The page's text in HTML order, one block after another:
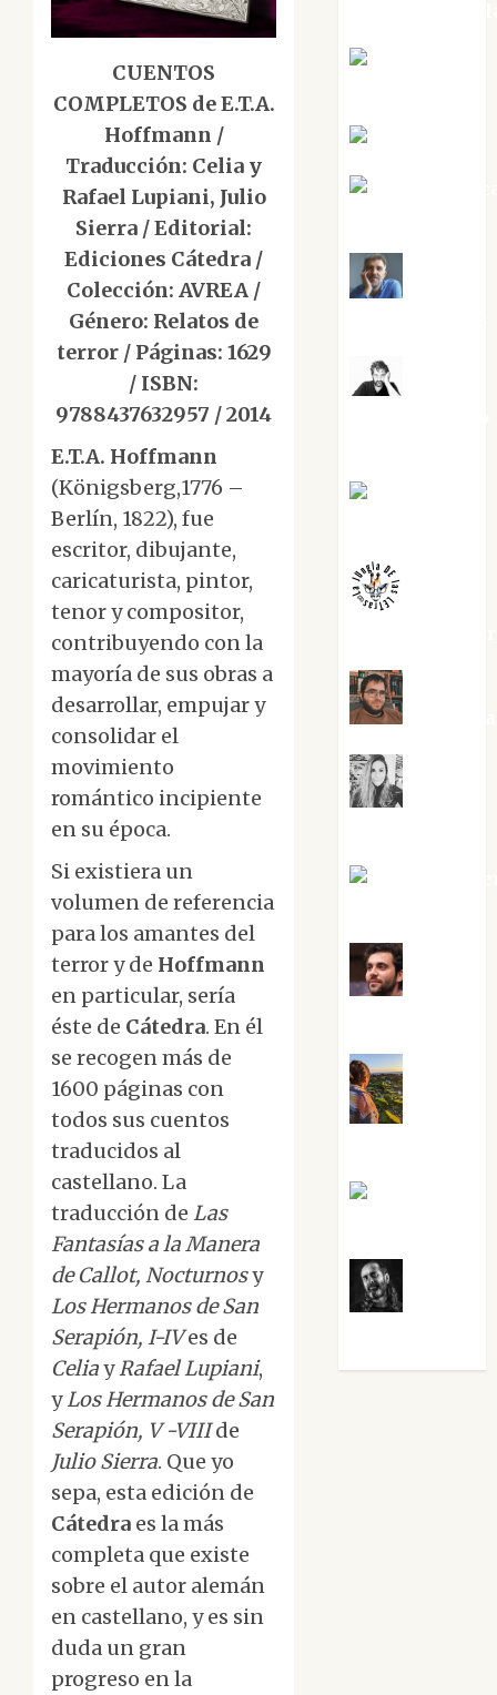
CUENTOS
COMPLETOS de E.T.A.
Hoffmann /
Traducción: Celia y
Rafael Lupiani, Julio
Sierra / Editorial:
Ediciones Cátedra /
Colección: AVREA /
Género: Relatos de
terror / Páginas: 1629
/ ISBN:
9788437632957 / 2014
E.T.A. Hoffmann
(Königsberg,1776 –
Berlín, 1822), fue
escritor, dibujante,
caricaturista, pintor,
tenor y compositor,
contribuyendo con la
mayoría de sus obras a
desarrollar, empujar y
consolidar el
movimiento
romántico incipiente
en su época.
Si existiera un
volumen de referencia
para los amantes del
terror y de Hoffmann
en particular, sería
éste de Cátedra. En él
se recogen más de
1600 páginas con
todos sus cuentos
traducidos al
castellano. La
traducción de Las
Fantasías a la Manera
de Callot, Nocturnosy
Los Hermanos de San
Serapión, I-IVes de
CeliayRafaelLupiani,
yLos Hermanos de San
Serapión, V -VIIIde
Julio Sierra. Que yo
sepa, esta edición de
Cátedra es la más
completa que existe
sobre el autor alemán
en castellano, y es sin
duda un gran
progreso en la